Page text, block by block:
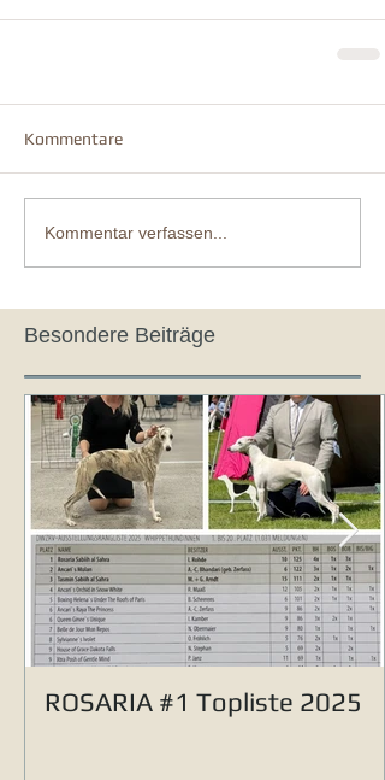
Kommentare
Kommentar verfassen...
Besondere Beiträge
ROSARIA #1 Topliste 2025